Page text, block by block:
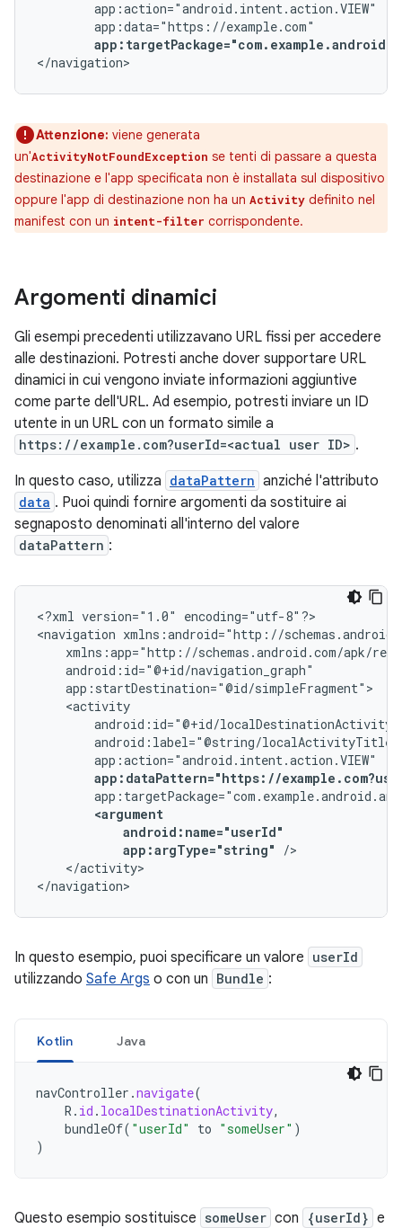
</navigation>
Attenzione: viene generata
un'ActivityNotFoundException se tenti di passare a questa
destinazione e l'app specificata non è installata sul dispositivo
oppure l'app di destinazione non ha un Activity definito nel
manifest con un intent-filter corrispondente.
Argomenti dinamici
Gli esempi precedenti utilizzavano URL fissi per accedere
alle destinazioni. Potresti anche dover supportare URL
dinamici in cui vengono inviate informazioni aggiuntive
come parte dell'URL. Ad esempio, potresti inviare un ID
utente in un URL con un formato simile a
https://example.com?userId=<actual user ID> .
In questo caso, utilizza dataPattern anziché l'attributo
data . Puoi quindi fornire argomenti da sostituire ai
segnaposto denominati all'interno del valore
dataPattern :
<?xml version="1.0"
encoding="utf-8"?>
<navigation
app:dataPattern="https://
app:argType="string"
</activity>
</navigation>
In questo esempio, puoi specificare un valore userId
utilizzando Safe Args o con un Bundle :
Kotlin Java
navController .navigate(
R . id . localDestinationActivity,
bundleOf( "userId" to "someUser" )
)
Questo esempio sostituisce someUser con {userId} e